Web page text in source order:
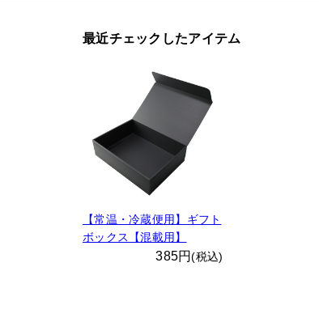
最近チェックしたアイテム
【常温・冷蔵便用】ギフト
ボックス【混載用】
385円(税込)